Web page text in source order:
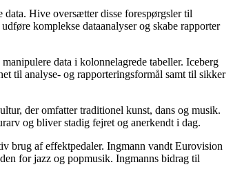
Hive oversætter disse forespørgsler til
komplekse dataanalyser og skabe rapporter
data i kolonnelagrede tabeller. Iceberg
til analyse- og rapporteringsformål samt til sikker
der omfatter traditionel kunst, dans og musik.
og bliver stadig fejret og anerkendt i dag.
brug af effektpedaler. Ingmann vandt Eurovision
for jazz og popmusik. Ingmanns bidrag til